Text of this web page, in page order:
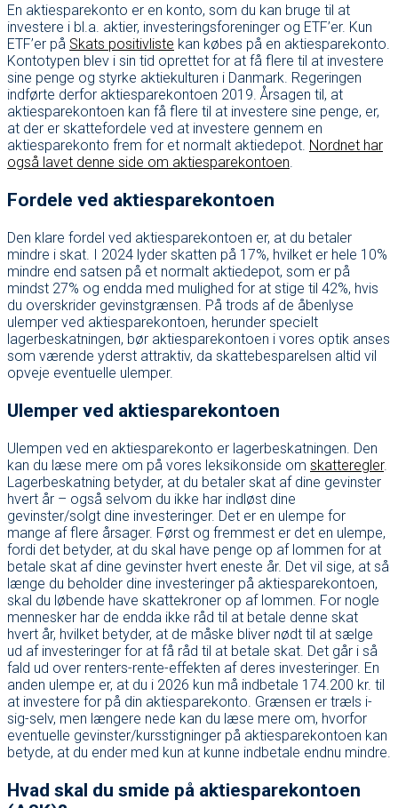
En aktiesparekonto er en konto, som du kan bruge til at
investere i bl.a. aktier, investeringsforeninger og ETF’er. Kun
ETF’er på Skats positivliste kan købes på en aktiesparekonto.
Kontotypen blev i sin tid oprettet for at få flere til at investere
sine penge og styrke aktiekulturen i Danmark. Regeringen
indførte derfor aktiesparekontoen 2019. Årsagen til, at
aktiesparekontoen kan få flere til at investere sine penge, er,
at der er skattefordele ved at investere gennem en
aktiesparekonto frem for et normalt aktiedepot. Nordnet har
også lavet denne side om aktiesparekontoen.
Fordele ved aktiesparekontoen
Den klare fordel ved aktiesparekontoen er, at du betaler
mindre i skat. I 2024 lyder skatten på 17%, hvilket er hele 10%
mindre end satsen på et normalt aktiedepot, som er på
mindst 27% og endda med mulighed for at stige til 42%, hvis
du overskrider gevinstgrænsen. På trods af de åbenlyse
ulemper ved aktiesparekontoen, herunder specielt
lagerbeskatningen, bør aktiesparekontoen i vores optik anses
som værende yderst attraktiv, da skattebesparelsen altid vil
opveje eventuelle ulemper.
Ulemper ved aktiesparekontoen
Ulempen ved en aktiesparekonto er lagerbeskatningen. Den
kan du læse mere om på vores leksikonside om skatteregler.
Lagerbeskatning betyder, at du betaler skat af dine gevinster
hvert år – også selvom du ikke har indløst dine
gevinster/solgt dine investeringer. Det er en ulempe for
mange af flere årsager. Først og fremmest er det en ulempe,
fordi det betyder, at du skal have penge op af lommen for at
betale skat af dine gevinster hvert eneste år. Det vil sige, at så
længe du beholder dine investeringer på aktiesparekontoen,
skal du løbende have skattekroner op af lommen. For nogle
mennesker har de endda ikke råd til at betale denne skat
hvert år, hvilket betyder, at de måske bliver nødt til at sælge
ud af investeringer for at få råd til at betale skat. Det går i så
fald ud over renters-rente-effekten af deres investeringer. En
anden ulempe er, at du i 2026 kun må indbetale 174.200 kr. til
at investere for på din aktiesparekonto. Grænsen er træls i-
sig-selv, men længere nede kan du læse mere om, hvorfor
eventuelle gevinster/kursstigninger på aktiesparekontoen kan
betyde, at du ender med kun at kunne indbetale endnu mindre.
Hvad skal du smide på aktiesparekontoen